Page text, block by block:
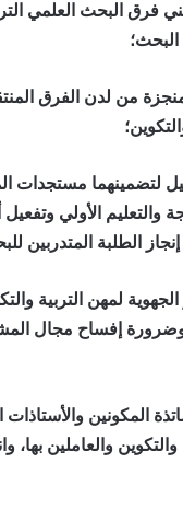
فرق البحث العلمي
البحث؛
لتضمينهما مستجدات
والتعليم الأولي
الطلبة المتدربين
لمهن التربية
وضرورة إفساح مجال
المكونين
والعاملين